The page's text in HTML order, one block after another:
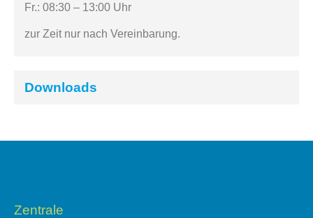
Fr.: 08:30 – 13:00 Uhr
zur Zeit nur nach Vereinbarung.
Downloads
Zentrale